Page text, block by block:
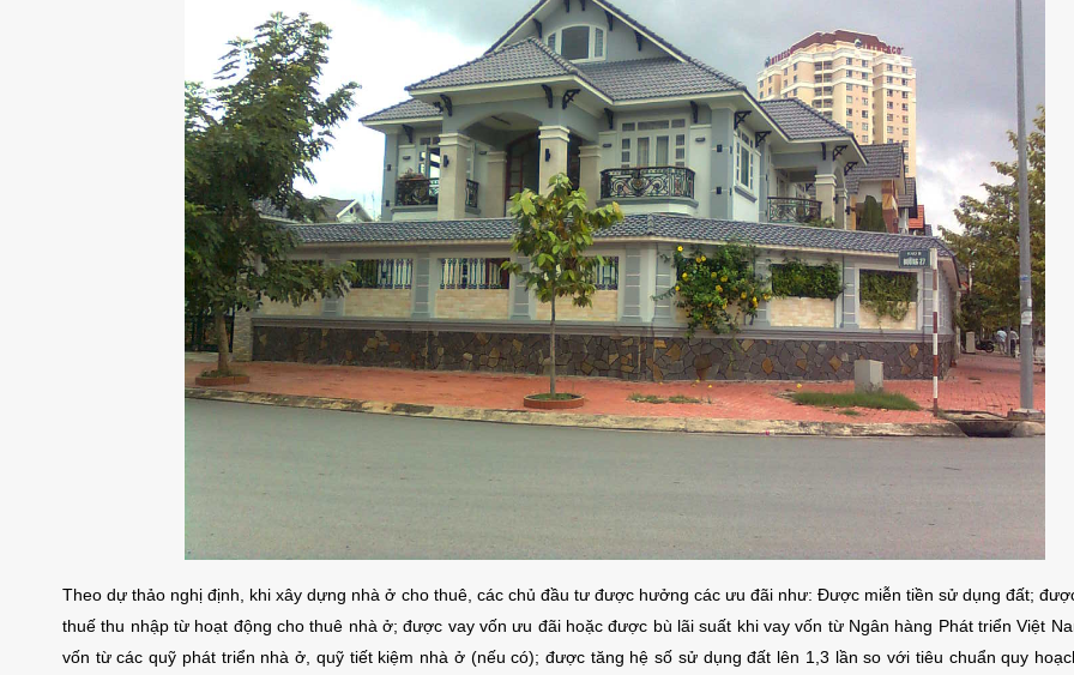
Theo dự thảo nghị định, khi xây dựng nhà ở cho thuê, các chủ đầu tư được hưởng các ưu đãi như: Được miễn tiền sử dụng đất;
thuế thu nhập từ hoạt động cho thuê nhà ở; được vay vốn ưu đãi hoặc được bù lãi suất khi vay vốn từ Ngân hàng Phát triển Việt
vốn từ các quỹ phát triển nhà ở, quỹ tiết kiệm nhà ở (nếu có); được tăng hệ số sử dụng đất lên 1,3 lần so với tiêu chuẩn quy